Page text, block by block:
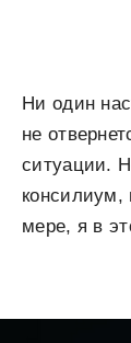
Ни один
не
ситуации.
консилиум,
мере, я в